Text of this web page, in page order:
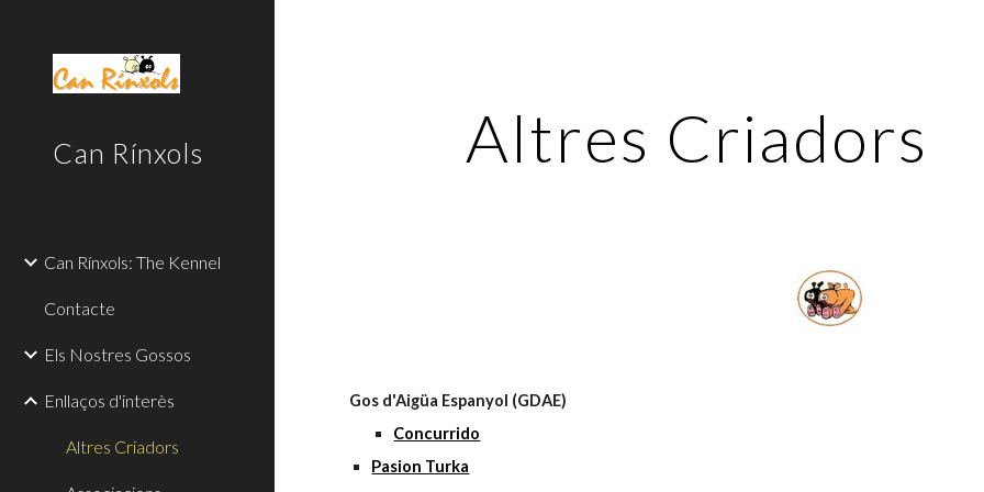
Can Rínxols
Can Rínxols: The Kennel
Contacte
Els Nostres Gossos
Enllaços d'interès
Altres Criadors
Altres Criadors
Gos d'Aigüa Espanyol (GDAE)
Concurrido
Pasion Turka